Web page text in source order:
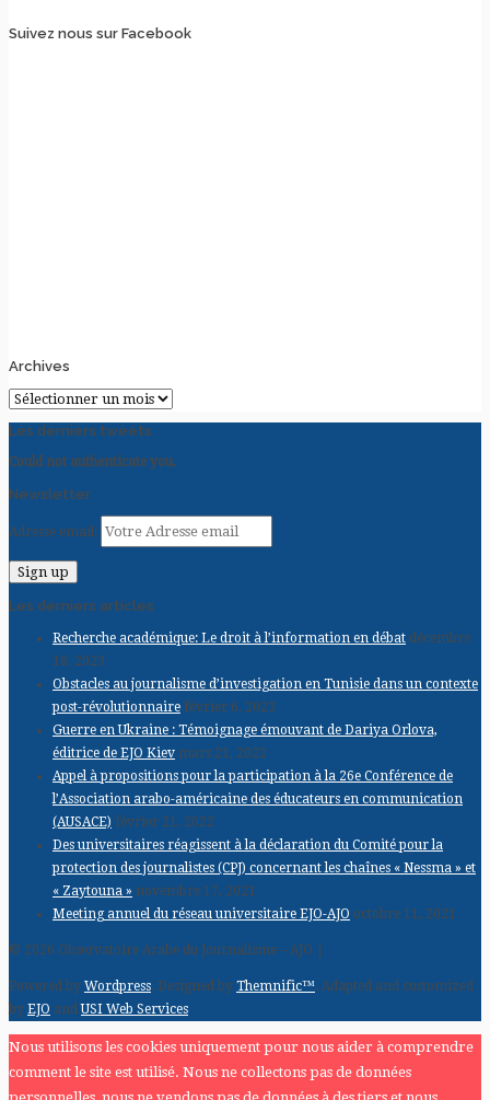
Suivez nous sur Facebook
Archives
Archives
Les derniers tweets
Could not authenticate you.
Newsletter
Adresse email:
Les derniers articles
Recherche académique: Le droit à l’information en débat décembre
18, 2023
Obstacles au journalisme d’investigation en Tunisie dans un contexte
post-révolutionnaire février 6, 2023
Guerre en Ukraine : Témoignage émouvant de Dariya Orlova,
éditrice de EJO Kiev mars 21, 2022
Appel à propositions pour la participation à la 26e Conférence de
l’Association arabo-américaine des éducateurs en communication
(AUSACE) février 21, 2022
Des universitaires réagissent à la déclaration du Comité pour la
protection des journalistes (CPJ) concernant les chaînes « Nessma » et
« Zaytouna » novembre 17, 2021
Meeting annuel du réseau universitaire EJO-AJO octobre 11, 2021
© 2026 Observatoire Arabe du Journalisme – AJO |
Powered by Wordpress. Designed by Themnific™. Adapted and customized
by EJO andUSI Web Services
Nous utilisons les cookies uniquement pour nous aider à comprendre
comment le site est utilisé. Nous ne collectons pas de données